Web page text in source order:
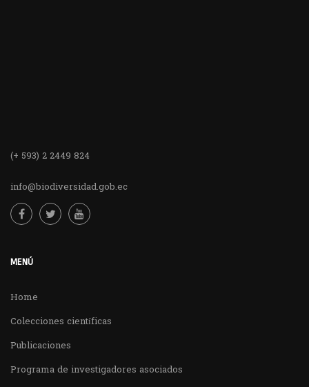
(+ 593) 2 2449 824
info@biodiversidad.gob.ec
MENÚ
Home
Colecciones científicas
Publicaciones
Programa de investigadores asociados